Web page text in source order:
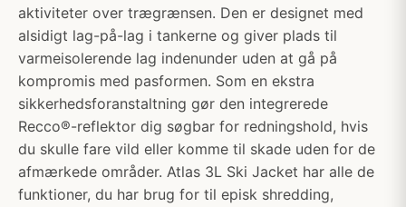
aktiviteter over trægrænsen. Den er designet med
alsidigt lag-på-lag i tankerne og giver plads til
varmeisolerende lag indenunder uden at gå på
kompromis med pasformen. Som en ekstra
sikkerhedsforanstaltning gør den integrerede
Recco®-reflektor dig søgbar for redningshold, hvis
du skulle fare vild eller komme til skade uden for de
afmærkede områder. Atlas 3L Ski Jacket har alle de
funktioner, du har brug for til episk shredding,